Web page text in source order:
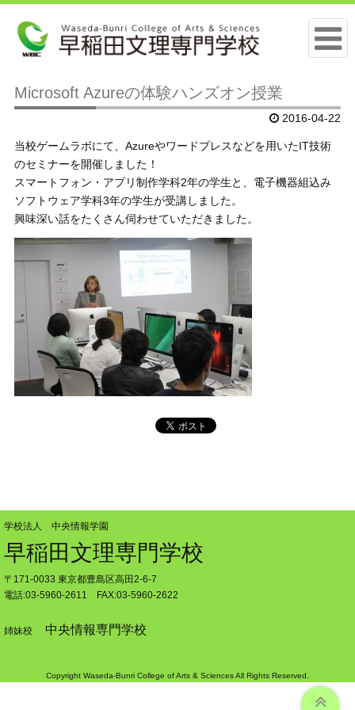
Microsoft Azureの体験ハンズオン授業
2016-04-22
当校ゲームラボにて、Azureやワードプレスなどを用いたIT技術
のセミナーを開催しました！
スマートフォン・アプリ制作学科2年の学生と、電子機器組込み
ソフトウェア学科3年の学生が受講しました。
興味深い話をたくさん伺わせていただきました。
学校法人 中央情報学園
早稲田文理専門学校
〒171-0033 東京都豊島区高田2-6-7
電話:03-5960-2611 FAX:03-5960-2622
姉妹校 中央情報専門学校
Copyright Waseda-Bunri College of Arts & Sciences All Rights Reserved.